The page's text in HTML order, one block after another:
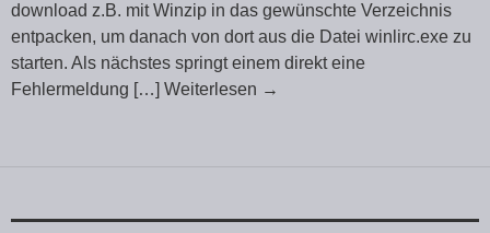
download z.B. mit Winzip in das gewünschte Verzeichnis
entpacken, um danach von dort aus die Datei winlirc.exe zu
starten. Als nächstes springt einem direkt eine
Fehlermeldung […] Weiterlesen →